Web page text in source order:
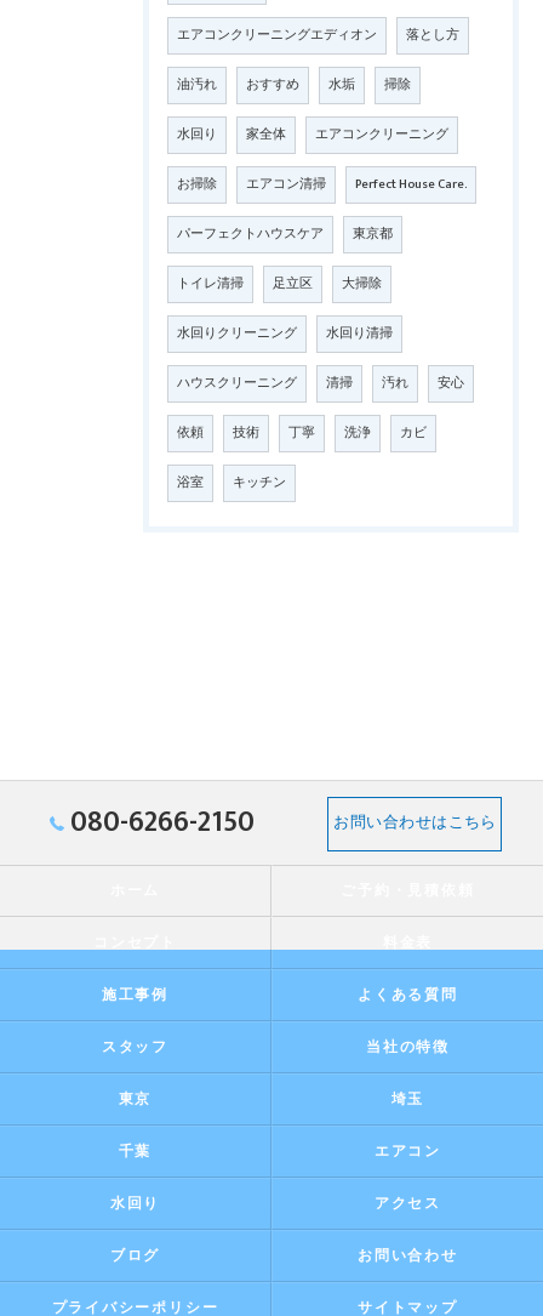
エアコンクリーニングエディオン 落とし方
油汚れ おすすめ 水垢 掃除
水回り 家全体 エアコンクリーニング
お掃除 エアコン清掃 Perfect House Care.
パーフェクトハウスケア 東京都
トイレ清掃 足立区 大掃除
水回りクリーニング 水回り清掃
ハウスクリーニング 清掃 汚れ 安心
依頼 技術 丁寧 洗浄 カビ
浴室 キッチン
080-6266-2150 お問い合わせはこちら
施工事例 よくある質問
スタッフ 当社の特徴
東京 埼玉
千葉 エアコン
水回り アクセス
ブログ お問い合わせ
プライバシーポリシー サイトマップ